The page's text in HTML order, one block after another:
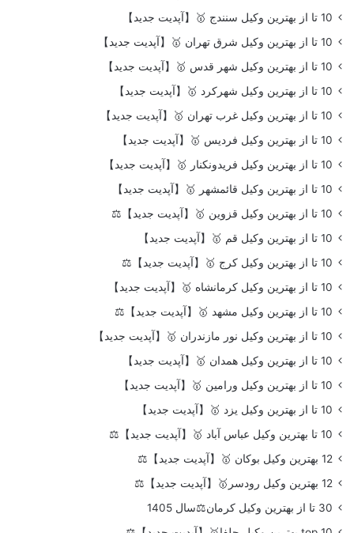
10 تا از بهترین وکیل سنندج 🥇【آپدیت جدید】
10 تا از بهترین وکیل شرق تهران 🥇【آپدیت جدید】
10 تا از بهترین وکیل شهر قدس 🥇【آپدیت جدید】
10 تا از بهترین وکیل شهرکرد 🥇【آپدیت جدید】
10 تا از بهترین وکیل غرب تهران 🥇【آپدیت جدید】
10 تا از بهترین وکیل فردیس 🥇【آپدیت جدید】
10 تا از بهترین وکیل فریدونکنار 🥇【آپدیت جدید】
10 تا از بهترین وکیل قائمشهر 🥇【آپدیت جدید】
10 تا از بهترین وکیل قزوین 🥇【آپدیت جدید】⚖️
10 تا از بهترین وکیل قم 🥇【آپدیت جدید】
10 تا از بهترین وکیل کرج 🥇【آپدیت جدید】⚖️
10 تا از بهترین وکیل کرمانشاه 🥇【آپدیت جدید】
10 تا از بهترین وکیل مشهد 🥇【آپدیت جدید】⚖️
10 تا از بهترین وکیل نور مازندران 🥇【آپدیت جدید】
10 تا از بهترین وکیل همدان 🥇【آپدیت جدید】
10 تا از بهترین وکیل ورامین 🥇【آپدیت جدید】
10 تا از بهترین وکیل یزد 🥇【آپدیت جدید】
10 تا بهترین وکیل عباس آباد 🥇【آپدیت جدید】⚖️
12 بهترین وکیل بوکان 🥇【آپدیت جدید】⚖️
12 بهترین وکیل رودسر🥇【آپدیت جدید】⚖️
30 تا از بهترین وکیل کرمان⚖️سال 1405